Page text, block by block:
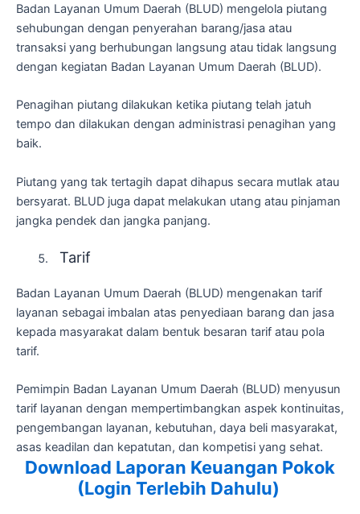
Badan Layanan Umum Daerah (BLUD) mengelola piutang
sehubungan dengan penyerahan barang/jasa atau
transaksi yang berhubungan langsung atau tidak langsung
dengan kegiatan Badan Layanan Umum Daerah (BLUD).
Penagihan piutang dilakukan ketika piutang telah jatuh
tempo dan dilakukan dengan administrasi penagihan yang
baik.
Piutang yang tak tertagih dapat dihapus secara mutlak atau
bersyarat. BLUD juga dapat melakukan utang atau pinjaman
jangka pendek dan jangka panjang.
Tarif
Badan Layanan Umum Daerah (BLUD) mengenakan tarif
layanan sebagai imbalan atas penyediaan barang dan jasa
kepada masyarakat dalam bentuk besaran tarif atau pola
tarif.
Pemimpin Badan Layanan Umum Daerah (BLUD) menyusun
tarif layanan dengan mempertimbangkan aspek kontinuitas,
pengembangan layanan, kebutuhan, daya beli masyarakat,
asas keadilan dan kepatutan, dan kompetisi yang sehat.
Download Laporan Keuangan Pokok
(Login Terlebih Dahulu)